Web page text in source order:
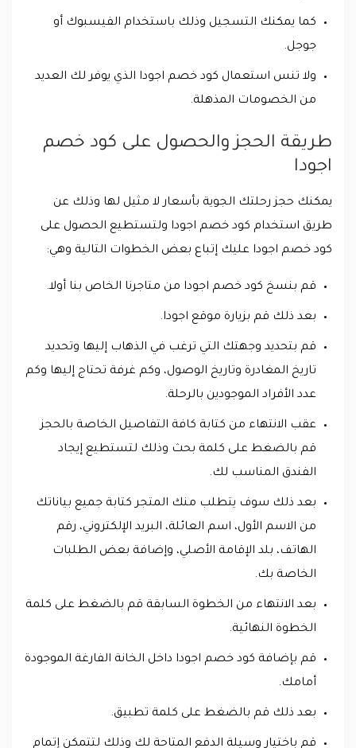
كما يمكنك التسجيل وذلك باستخدام الفيسبوك أو
جوجل.
ولا تنس استعمال كود خصم اجودا الذي يوفر لك العديد
من الخصومات المذهلة.
طريقة الحجز والحصول على كود خصم
اجودا
يمكنك حجز رحلتك الجوية بأسعار لا مثيل لها وذلك عن
طريق استخدام كود خصم اجودا ولتستطيع الحصول على
كود خصم اجودا عليك إتباع بعض الخطوات التالية وهي:
قم بنسخ كود خصم اجودا من متاجرنا الخاص بنا أولا.
بعد ذلك قم بزيارة موقع اجودا.
قم بتحديد وجهتك التي ترغب في الذهاب إليها وتحديد
تاريخ المغادرة وتاريخ الوصول، وكم غرفة تحتاج إليها وكم
عدد الأفراد الموجودين بالرحلة.
عقب الانتهاء من كتابة كافة التفاصيل الخاصة بالحجز
قم بالضغط على كلمة بحث وذلك لتستطيع إيجاد
الفندق المناسب لك.
بعد ذلك سوف يتطلب منك المتجر كتابة جميع بياناتك
من الاسم الأول، اسم العائلة، البريد الإلكتروني، رقم
الهاتف، بلد الإقامة الأصلي، وإضافة بعض الطلبات
الخاصة بك.
بعد الانتهاء من الخطوة السابقة قم بالضغط على كلمة
الخطوة النهائية.
قم بإضافة كود خصم اجودا داخل الخانة الفارغة الموجودة
أمامك.
بعد ذلك قم بالضغط على كلمة تطبيق.
قم باختيار وسيلة الدفع المتاحة لك وذلك لتتمكن إتمام